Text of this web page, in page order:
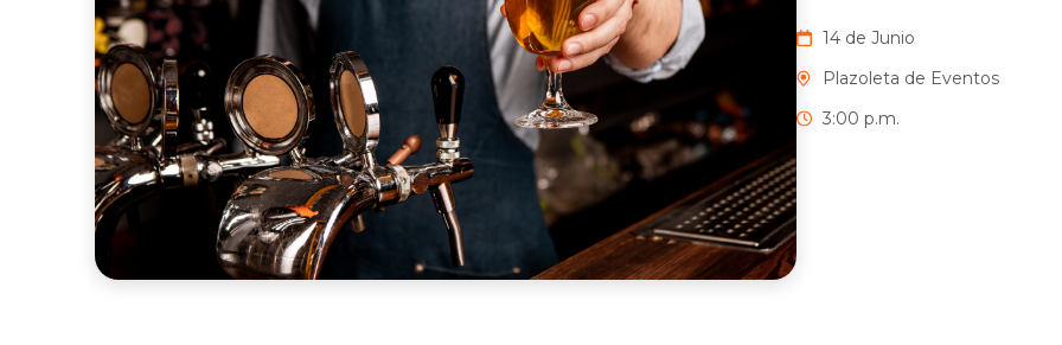
14 de Junio
Plazoleta de Eventos
3:00 p.m.